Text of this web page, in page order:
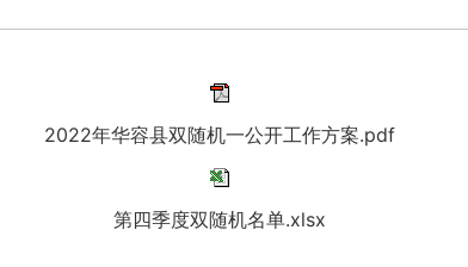
2022年华容县双随机一公开工作方案.pdf
第四季度双随机名单.xlsx